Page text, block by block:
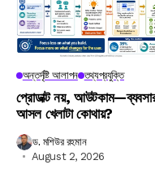
অন্তর্দৃষ্টি আলাপন তথ্যপ্রযুক্তি
প্রোডাক্ট নয়,
আসল খেলাটা কোথায়?
ড. মশিউর রহমান
August 2, 2026